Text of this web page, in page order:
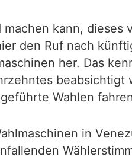
kann, dieses
den Ruf nach
her. Das
Wahlen
in